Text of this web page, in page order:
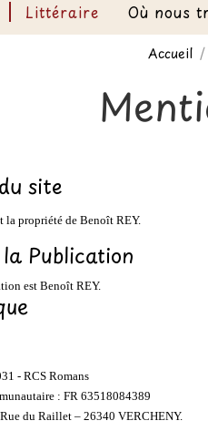
Littéraire Où nous
Accueil
site
la propriété de Benoît REY.
Publication
est Benoît REY.
- RCS Romans
: FR 63518084389
du Raillet – 26340 VERCHENY.